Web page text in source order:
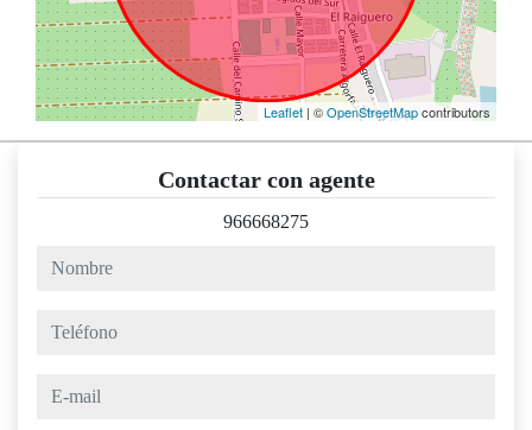
Leaflet | ©OpenStreetMapcontributors
Contactar con agente
966668275
nombre
teléfono
e-mail